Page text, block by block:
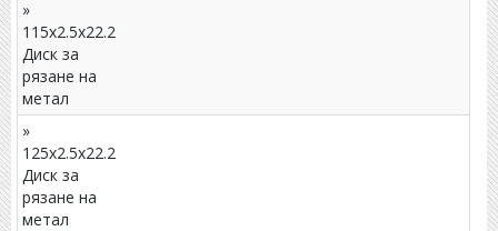
»
115x2.5x22.2
Диск за
рязане на
метал
»
125x2.5x22.2
Диск за
рязане на
метал